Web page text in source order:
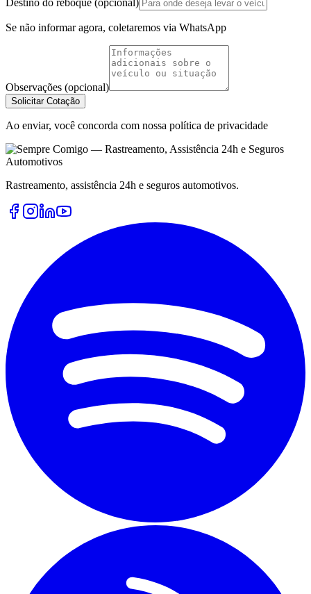
Destino do reboque (opcional)
Se não informar agora, coletaremos via WhatsApp
Observações (opcional)
Solicitar Cotação
Ao enviar, você concorda com nossa política de privacidade
Rastreamento, assistência 24h e seguros automotivos.